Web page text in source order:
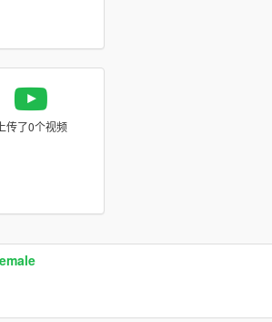
上传了0个视频